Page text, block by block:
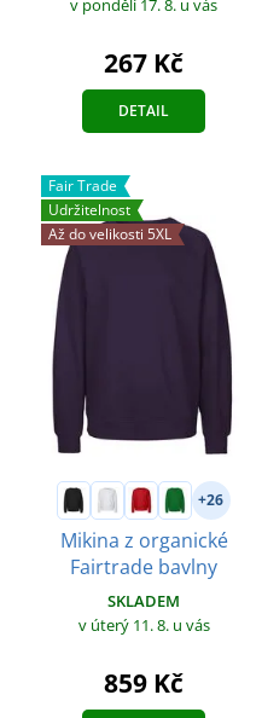
v pondělí 17. 8. u vás
267 Kč
DETAIL
Fair Trade
Udržitelnost
Až do velikosti 5XL
+26
Mikina z organické
Fairtrade bavlny
SKLADEM
v úterý 11. 8. u vás
859 Kč